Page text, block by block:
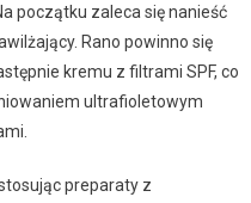
początku zaleca się nanieść
Rano powinno się
kremu z filtrami SPF, co
ultrafioletowym
preparaty z